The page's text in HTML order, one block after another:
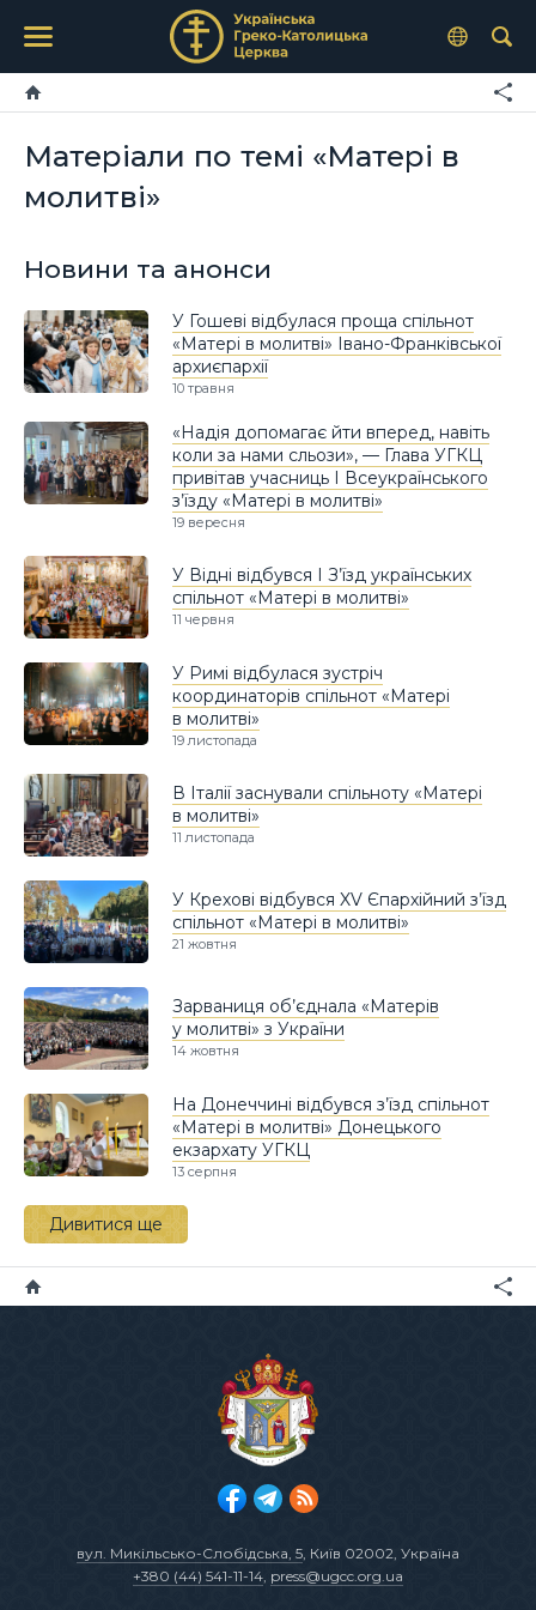
Матеріали по темі «Матері в
молитві»
Новини та анонси
У Гошеві відбулася проща спільнот
«Матері в молитві» Івано-Франківської
архиєпархії
10 травня
«Надія допомагає йти вперед, навіть
коли за нами сльози», — Глава УГКЦ
привітав учасниць І Всеукраїнського
з’їзду «Матері в молитві»
19 вересня
У Відні відбувся І З’їзд українських
спільнот «Матері в молитві»
11 червня
У Римі відбулася зустріч
координаторів спільнот «Матері
в молитві»
19 листопада
В Італії заснували спільноту «Матері
в молитві»
11 листопада
У Крехові відбувся XV Єпархійний з’їзд
спільнот «Матері в молитві»
21 жовтня
Зарваниця об’єднала «Матерів
у молитві» з України
14 жовтня
На Донеччині відбувся з’їзд спільнот
«Матері в молитві» Донецького
екзархату УГКЦ
13 серпня
Дивитися ще
вул. Микільсько-Слобідська, 5, Київ 02002, Україна
+380 (44) 541-11-14, press@ugcc.org.ua